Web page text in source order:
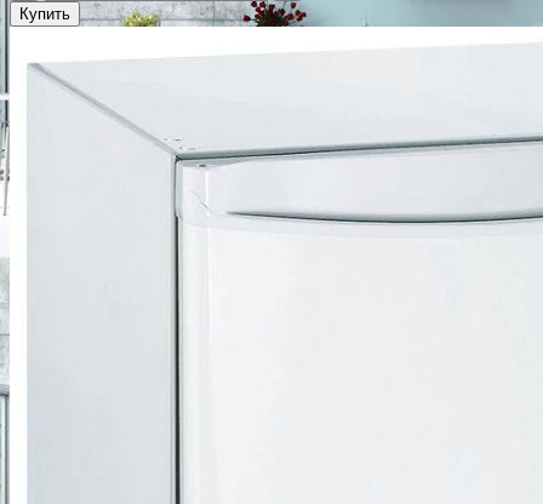
Купить